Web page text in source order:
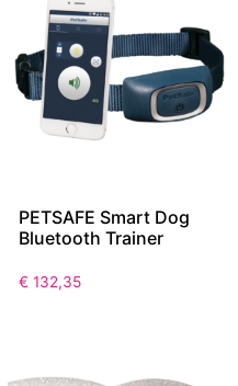
PETSAFE Smart Dog
Bluetooth Trainer
€ 132,35